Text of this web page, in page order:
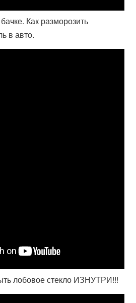
Как разморозить
в авто.
лобовое стекло ИЗНУТРИ!!!